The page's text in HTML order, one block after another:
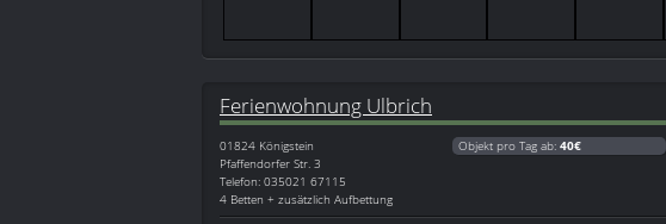
Ferienwohnung Ulbrich
01824 Königstein
Pfaffendorfer Str. 3
Telefon: 035021 67115
4 Betten + zusätzlich Aufbettung
Objekt pro Tag ab: 40€